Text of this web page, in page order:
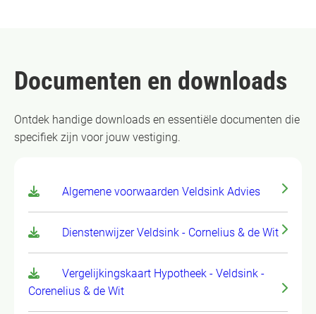
Documenten en downloads
Ontdek handige downloads en essentiële documenten die
specifiek zijn voor jouw vestiging.
Algemene voorwaarden Veldsink Advies
Dienstenwijzer Veldsink - Cornelius & de Wit
Vergelijkingskaart Hypotheek - Veldsink -
Corenelius & de Wit